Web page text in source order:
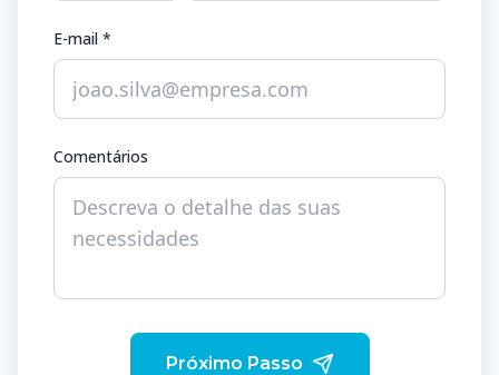
E-mail *
Comentários
Próximo Passo